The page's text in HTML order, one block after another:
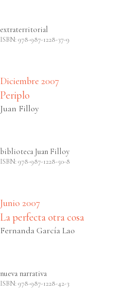
extraterritorial
ISBN: 978-987-1228-37-9
Diciembre 2007
Periplo
Juan Filloy
biblioteca Juan Filloy
ISBN: 978-987-1228-50-8
Junio 2007
La perfecta otra cosa
Fernanda García Lao
nueva narrativa
ISBN: 978-987-1228-42-3